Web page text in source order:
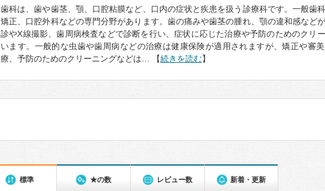
歯科は、歯や歯茎、顎、口腔粘膜など、口内の症状と疾患を扱う診療科です。一般歯
矯正、口腔外科などの専門分野があります。歯の痛みや歯茎の腫れ、顎の違和感など
診やX線撮影、歯周病検査などで診断を行い、症状に応じた治療や予防のためのクリ
います。一般的な虫歯や歯周病などの治療は健康保険が適用されますが、矯正や審
療、予防のためのクリーニングなどは… 【続きを読む】
標準 ★の数 レビュー数 新着・更新